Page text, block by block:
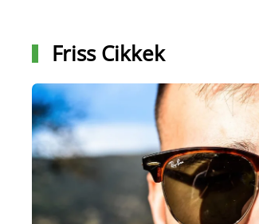
Friss Cikkek